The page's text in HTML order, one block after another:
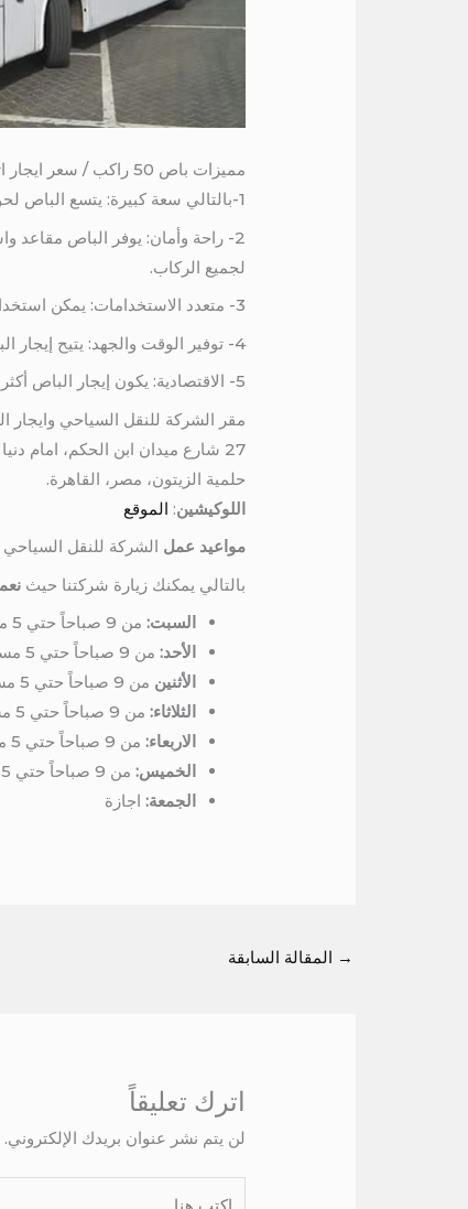
مميزات باص 50 راكب / سعر ايجار اتوبيس الى الفيوم
1-بالتالي سعة كبيرة: يتسع الباص لحوالي 50 راكبًا، مما يجعله الخيار المثالي لنقل المجموعات الكبيرة.
2- راحة وأمان: يوفر الباص مقاعد
لجميع الركاب.
3- متعدد الاستخدامات: يمكن استخدام الباص للعديد من المناسبات مثل الرحلات العائلية والترفيهية والرحلات التعليمية والرحلات الرياضية.
4- توفير الوقت والجهد: يتيح إيجار الباص توفير الوقت والجهد في النقل الكبير، خاصةً إذا كانت الرحلة طويلة أو تحتاج إلى الانتقال بين عدة مدن.
5- الاقتصادية: يكون إيجار الباص أكثر اقتصادية وفعالية مقارنة بإيجار عدد من السيارات الصغيرة.
مقر الشركة للنقل السياحي وايجار
27 شارع ميدان ابن الحكم، امام دنيا الجمبري، برج المرمر، الدور السادس
حلمية الزيتون، مصر، القاهرة.
اللوكيشين: الموقع
مواعيد عمل الشركة للنقل السياحي
بالتالي يمكنك زيارة شركتنا حيث
السبت: من 9 صباحاً حتي 5 مساءً
الأحد: من 9 صباحاً حتي 5 مساءً
الأثنين من 9 صباحاً حتي 5 مساءً
الثلاثاء: من 9 صباحاً حتي 5 مساءً
الاربعاء: من 9 صباحاً حتي 5 مساءً
الخميس: من 9 صباحاً حتي 5 مساءً
الجمعة: اجازة
→ المقالة السابقة
اترك تعليقاً
لن يتم نشر عنوان بريدك الإلكتروني.